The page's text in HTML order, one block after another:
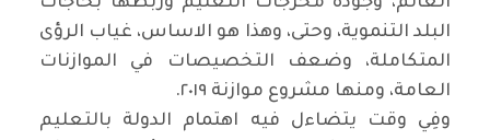
البلد التنموية، وحتى، وهذا هو الاساس، غياب الرؤى
المتكاملة، وضعف التخصيصات في الموازنات
العامة، ومنها مشروع موازنة ٢٠١٩
.
وفِي وقت يتضاءل فيه اهتمام الدولة بالتعليم